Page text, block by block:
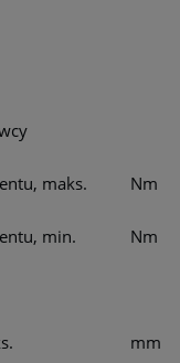
maks. Nm
min. Nm
mm